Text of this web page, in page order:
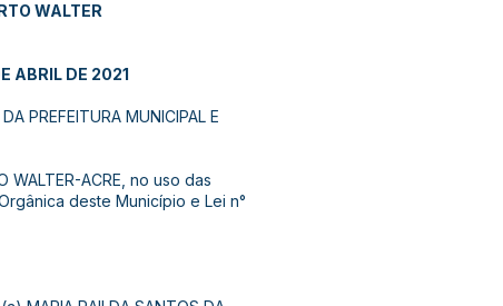
WALTER
ABRIL DE 2021
PREFEITURA MUNICIPAL E
WALTER-ACRE, no uso das
deste Município e Lei n°